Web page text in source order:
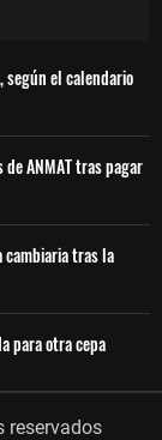
según el calendario
ANMAT tras pagar
cambiaria tras la
para otra cepa
reservados